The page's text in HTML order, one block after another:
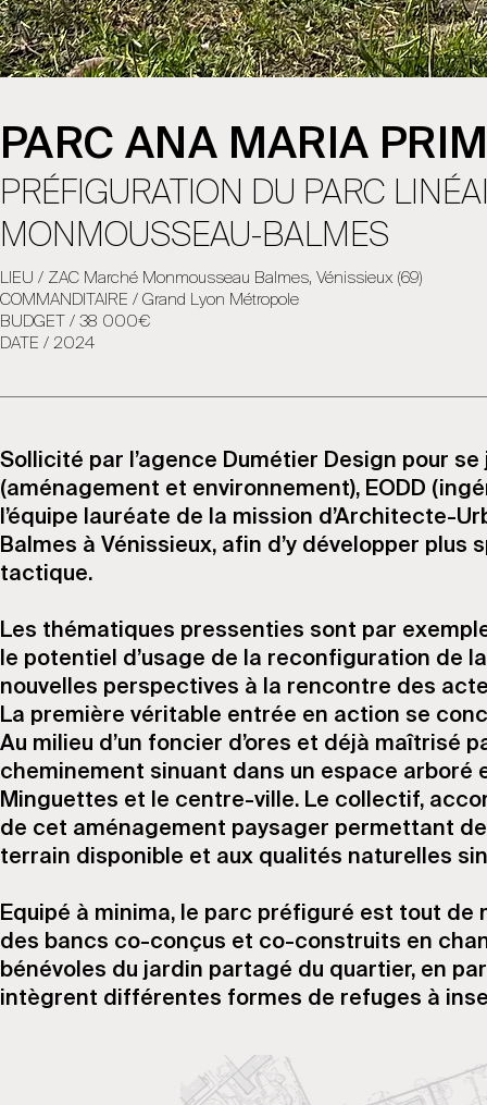
PARC ANA MARIA
PRÉFIGURATION DU PARC
MONMOUSSEAU-BALMES
LIEU / ZAC Marché Monmousseau Balmes, Vénissieux (69)
COMMANDITAIRE / Grand Lyon Métropole
BUDGET / 38 000€
DATE / 2024
Sollicité par l’agence Dumétier Design pour
(aménagement et environnement), EODD
l’équipe lauréate de la mission d’Architecte-
Balmes à Vénissieux, afin d’y développer
tactique.
Les thématiques pressenties sont par
le potentiel d’usage de la reconfiguration de
nouvelles perspectives à la rencontre des
La première véritable entrée en action se
Au milieu d’un foncier d’ores et déjà maîtrisé
cheminement sinuant dans un espace
Minguettes et le centre-ville. Le collectif,
de cet aménagement paysager permettant
terrain disponible et aux qualités naturelles
Equipé à minima, le parc préfiguré est tout
des bancs co-conçus et co-construits en
bénévoles du jardin partagé du quartier, en
intègrent différentes formes de refuges à